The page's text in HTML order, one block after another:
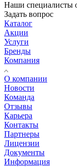
Наши специалисты
Задать вопрос
Каталог
Акции
Услуги
Бренды
Компания
О компании
Новости
Команда
Отзывы
Карьера
Контакты
Партнеры
Лицензии
Документы
Информация